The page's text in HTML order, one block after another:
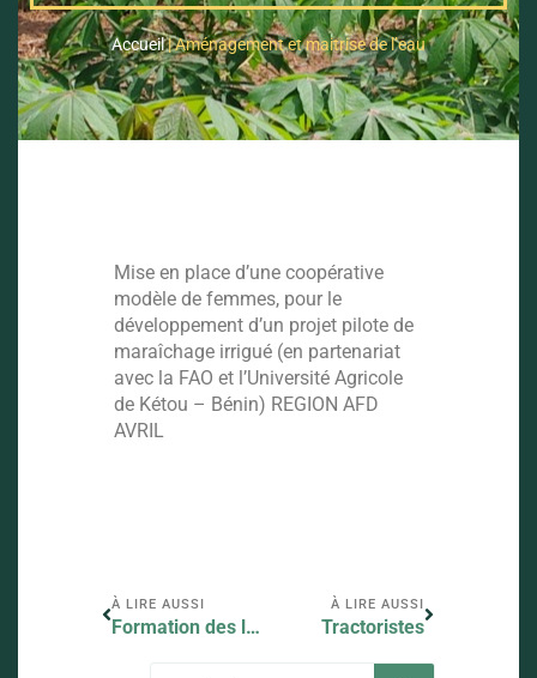
Accueil|Aménagement et maitrise de l’eau
Mise en place d’une coopérative
modèle de femmes, pour le
développement d’un projet pilote de
maraîchage irrigué (en partenariat
avec la FAO et l’Université Agricole
de Kétou – Bénin) REGION AFD
AVRIL
À LIRE AUSSI
Formation des leaders
À LIRE AUSSI
Tractoristes